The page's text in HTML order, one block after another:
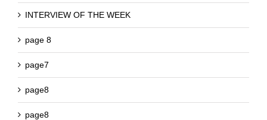
INTERVIEW OF THE WEEK
page 8
page7
page8
page8